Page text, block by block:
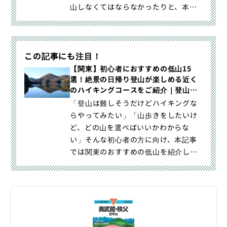
山しなくてはならなかったりと、本数
の少ないバスの時間に縛られがち｜
やすい低山12選-駅から歩いて日帰り登
山・ハイキングが楽しめる！｜登山・
トレラン・山スキーマガジン「山旅
旅」の「登山レポート」（山のコト｜
レポート）カテゴリの記事ページで
す。
この記事にも注目！
【関東】初心者におすすめの低山15
選！絶景の日帰り登山が楽しめる近く
のハイキングコースをご紹介｜登山レ
ポート｜レポート｜山のコト｜登山・
トレラン・山スキーマガジン「山旅
旅」
「登山は難しそうだけどハイキングな
らやってみたい」「山歩きをしたいけ
ど、どの山を選べばいいかわからな
い」そんな初心者の方に向け、本記事
では関東のおすすめの低山を紹介して
います。初心者が山が選ぶ際に目安｜
選！絶景の日帰り登山が楽しめる近く
のハイキングコースをご紹介｜登山・
トレラン・山スキーマガジン「山旅
旅」の「登山レポート」（山のコト｜